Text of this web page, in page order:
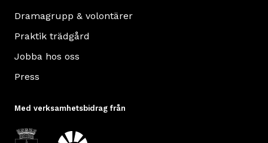
Dramagrupp & volontärer
Praktik trädgård
Jobba hos oss
Press
Med verksamhetsbidrag från